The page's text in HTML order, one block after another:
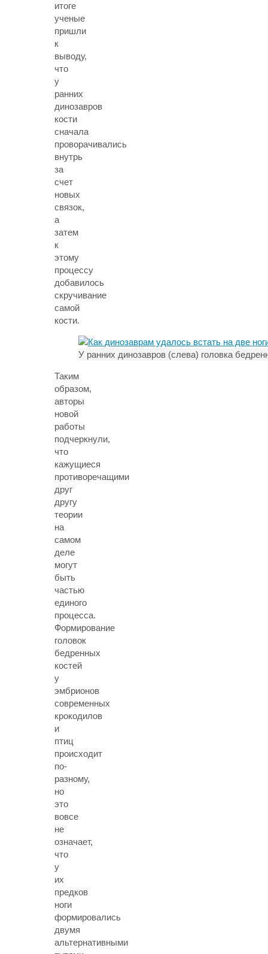
итоге
ученые
пришли
к
выводу,
что
у
ранних
динозавров
кости
сначала
проворачивались
внутрь
за
счет
новых
связок,
а
затем
к
этому
процессу
добавилось
скручивание
самой
кости.
У ранних динозавров (слева) головка
Таким
образом,
авторы
новой
работы
подчеркнули,
что
кажущиеся
противоречащими
друг
другу
теории
на
самом
деле
могут
быть
частью
единого
процесса.
Формирование
головок
бедренных
костей
у
эмбрионов
современных
крокодилов
и
птиц
происходит
по-
разному,
но
это
вовсе
не
означает,
что
у
их
предков
ноги
формировались
двумя
альтернативными